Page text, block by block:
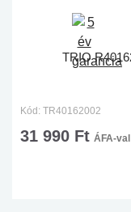
TRIO
Kód: TR40162002
31 990 Ft ÁFA-val